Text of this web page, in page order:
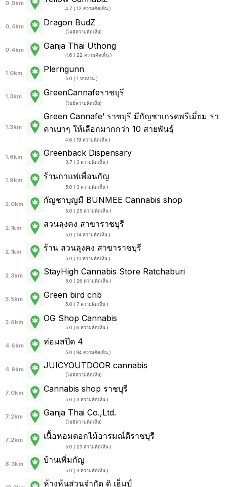
0.0km
4.7 ( 12 ความคิดเห็น )
0.4km Dragon BudZ
(ไม่มีความคิดเห็น)
0.4km Ganja Thai Uthong
4.6 ( 22 ความคิดเห็น )
1.0km Plerngunn
5.0 ( 1 ทบทวน )
1.3km GreenCannafeราชบุรี
(ไม่มีความคิดเห็น)
1.3km
Green Cannafe’ ราชบุรี มีกัญชาเกรดพรีเมี่ยม รา
คาเบาๆ ให้เลือกมากกว่า 10 สายพันธุ์
4.6 ( 19 ความคิดเห็น )
1.6km Greenback Dispensary
3.7 ( 3 ความคิดเห็น )
1.9km ร้านกาแฟเพื่อนกัญ
5.0 ( 3 ความคิดเห็น )
2.0km กัญชาบุญมี BUNMEE Cannabis shop
5.0 ( 25 ความคิดเห็น )
2.1km สวนลุงคง สาขาราชบุรี
5.0 ( 14 ความคิดเห็น )
2.1km ร้าน สวนลุงคง สาขาราชบุรี
5.0 ( 10 ความคิดเห็น )
2.3km StayHigh Cannabis Store Ratchaburi
5.0 ( 26 ความคิดเห็น )
3.5km Green bird cnb
5.0 ( 7 ความคิดเห็น )
3.6km OG Shop Cannabis
5.0 ( 6 ความคิดเห็น )
4.6km ท่อมสปีด 4
5.0 ( 94 ความคิดเห็น )
4.9km JUICYOUTDOOR cannabis
(ไม่มีความคิดเห็น)
7.0km Cannabis shop ราชบุรี
5.0 ( 3 ความคิดเห็น )
7.2km Ganja Thai Co.,Ltd.
(ไม่มีความคิดเห็น)
7.2km เนื้อหอมดอกไม้อารมณ์ดีราชบุรี
5.0 ( 23 ความคิดเห็น )
8.3km บ้านเพิ่มกัญ
5.0 ( 3 ความคิดเห็น )
ห้างหุ้นส่วนจำกัด ดิ เฮ็มป์